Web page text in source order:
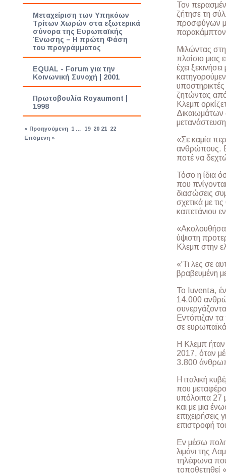
Μεταχείριση των Υπηκόων
Τρίτων Χωρών στα εξωτερικά
σύνορα της Ευρωπαϊκής
Ένωσης – Η πρώτη Φάση
του προγράμματος
EQUAL - Forum για την
Κοινωνική Συνοχή | 2001
Πρωτοβουλία Royaumont |
1998
« Προηγούμενη 1 19 20 21
22
Επόμενη »
Τον
ζήτησε τη
προσφύγων
Μιλώντας
πλαίσιο
έχει
ζητώντας από
Κλεμπ
Δικαιωμάτων
«Σε καμία
ανθρώπους.
ποτέ να
Τόσο η ίδια
που
διασώσεις
σχετικά με
καπετάνιου
ύψιστη
Κλεμπ στην
«'Τι λες σε
βραβευμένη
Το Iuventa,
14.000
Εντόπιζαν
σε ευρωπαϊκά
Η Κλεμπ ήταν
2017, όταν
3.800
Η ιταλική
που
υπόλοιπα 27
και με μια
επιστροφή
Εν μέσω
λιμάνι της
τηλέφωνα
τοποθετηθεί